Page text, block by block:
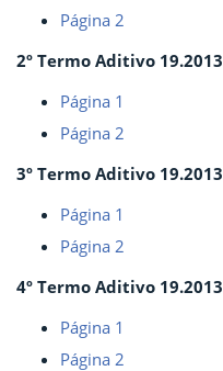
Página 2
2º Termo Aditivo 19.2013
Página 1
Página 2
3º Termo Aditivo 19.2013
Página 1
Página 2
4º Termo Aditivo 19.2013
Página 1
Página 2